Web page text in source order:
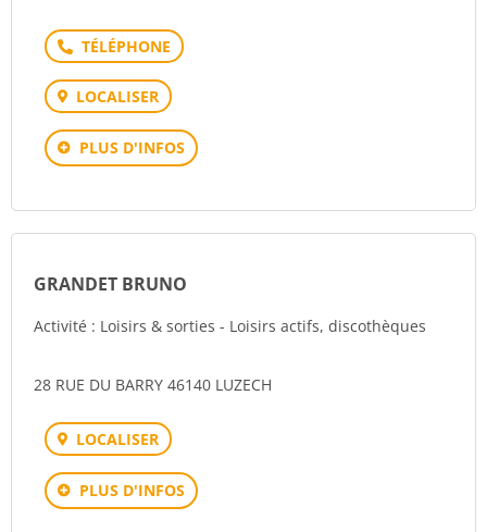
Téléphone
LOCALISER
PLUS D'INFOS
GRANDET BRUNO
Activité : Loisirs & sorties - Loisirs actifs, discothèques
28 RUE DU BARRY 46140 LUZECH
LOCALISER
PLUS D'INFOS